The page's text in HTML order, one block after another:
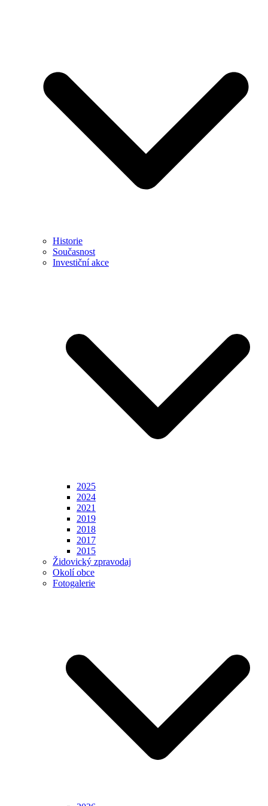
Historie
Současnost
Investiční akce
2025
2024
2021
2019
2018
2017
2015
Židovický zpravodaj
Okolí obce
Fotogalerie